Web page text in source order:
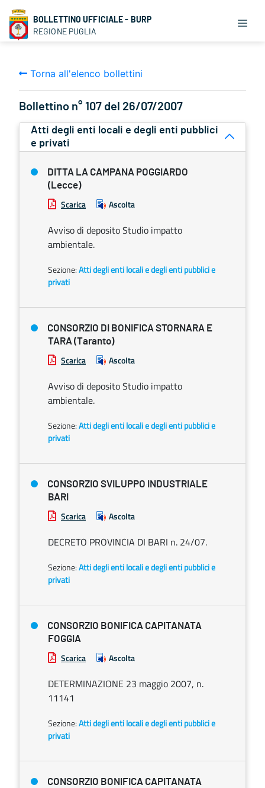
BOLLETTINO UFFICIALE - BURP
REGIONE PUGLIA
Torna all'elenco bollettini
Bollettino n° 107 del 26/07/2007
Atti degli enti locali e degli enti pubblici
e privati
DITTA LA CAMPANA POGGIARDO
(Lecce)
Scarica Ascolta
Avviso di deposito Studio impatto
ambientale.
Sezione:Atti degli enti locali e degli enti pubblici e
privati
CONSORZIO DI BONIFICA STORNARA E
TARA (Taranto)
Scarica Ascolta
Avviso di deposito Studio impatto
ambientale.
Sezione:Atti degli enti locali e degli enti pubblici e
privati
CONSORZIO SVILUPPO INDUSTRIALE
BARI
Scarica Ascolta
DECRETO PROVINCIA DI BARI n. 24/07.
Sezione:Atti degli enti locali e degli enti pubblici e
privati
CONSORZIO BONIFICA CAPITANATA
FOGGIA
Scarica Ascolta
DETERMINAZIONE 23 maggio 2007, n.
11141
Sezione:Atti degli enti locali e degli enti pubblici e
privati
CONSORZIO BONIFICA CAPITANATA